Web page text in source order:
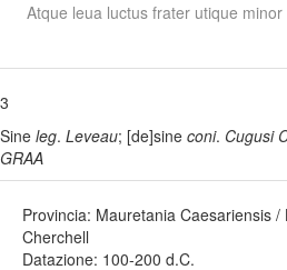
Atque leua luctus frater utique minor
3
Sine leg. Leveau; [de]sine coni. Cugusi
GRAA
Provincia: Mauretania Caesariensis
Cherchell
Datazione: 100-200 d.C.